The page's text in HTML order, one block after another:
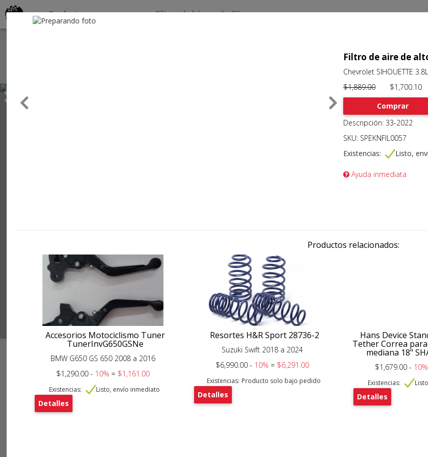
Clients
Productos por marcas Filtros de búsqueda
Filtro de aire de
Chevrolet SIHOUETTE 3.8L
$1,889.00$1,700.10
Comprar
Descripción: 33-2022
SKU: SPEKNFIL0057
Existencias:
Listo,
Ayuda inmediata
Productos relacionados:
Accesorios Motociclismo Tuner
TunerInvG650GSNe
BMW G650 GS 650 2008 a 2016
$1,290.00 - 10% = $1,161.00
Existencias: Listo, envío inmediato
Detalles
Resortes H&R Sport 28736-2
Suzuki Swift 2018 a 2024
$6,990.00 - 10% = $6,291.00
Existencias: Producto solo bajo pedido
Detalles
Hans Device
Tether Correa
mediana 18"
$1,679.00 - 10%
Existencias:
Detalles